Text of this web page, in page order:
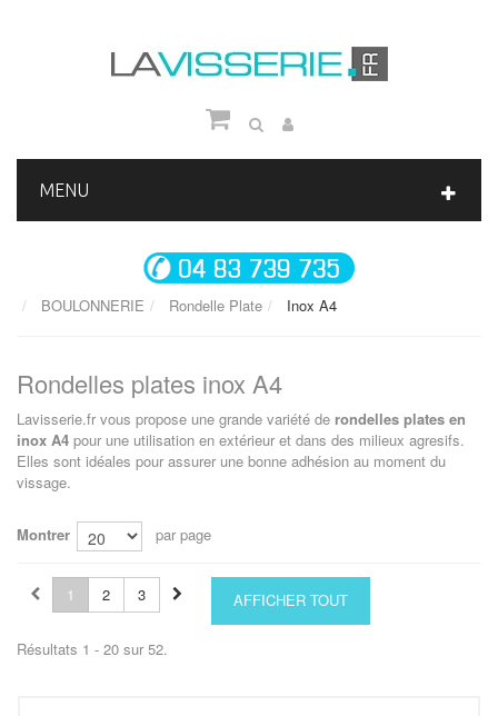
MENU
BOULONNERIE Rondelle Plate Inox A4
Rondelles plates inox A4
Lavisserie.fr vous propose une grande variété de rondelles plates en
inox A4 pour une utilisation en extérieur et dans des milieux agresifs.
Elles sont idéales pour assurer une bonne adhésion au moment du
vissage.
Montrer par page
AFFICHER TOUT
1 2 3
Résultats 1 - 20 sur 52.